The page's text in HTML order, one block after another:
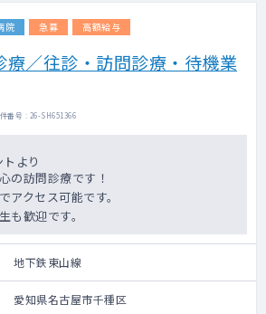
院 急募 高額給与
療／往診・訪問診療・待機業
番号 : 26-SH651366
より
の訪問診療です！
アクセス可能です。
も歓迎です。
地下鉄東山線
愛知県名古屋市千種区